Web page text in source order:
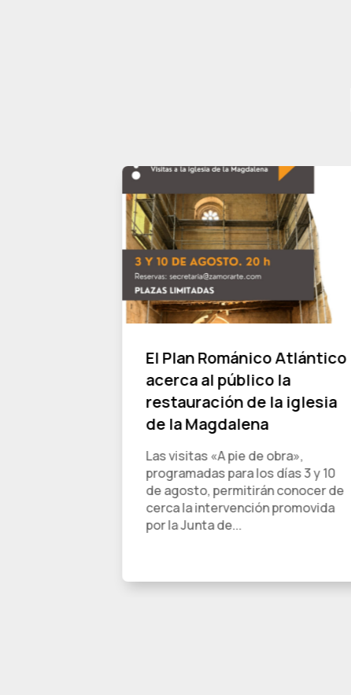
El Plan Románico Atlántico
acerca al público la
restauración de la iglesia
de la Magdalena
Las visitas «A pie de obra»,
programadas para los días 3 y 10
de agosto, permitirán conocer de
cerca la intervención promovida
por la Junta de...